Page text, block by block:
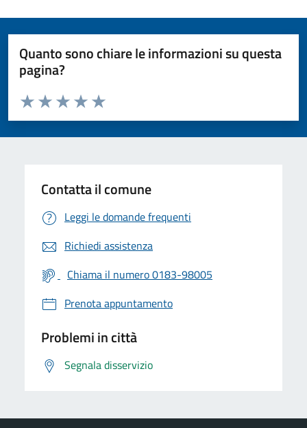
Quanto sono chiare le informazioni su questa
pagina?
Valuta da 1 a 5 stelle la pagina
Valuta 5 stelle su 5
Valuta 4 stelle su 5
Valuta 3 stelle su 5
Valuta 2 stelle su 5
Valuta 1 stelle su 5
Contatta il comune
Leggi le domande frequenti
Richiedi assistenza
Chiama il numero 0183-98005
Prenota appuntamento
Problemi in città
Segnala disservizio